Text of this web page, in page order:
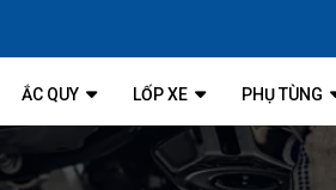
ẮC QUY LỐP XE PHỤ TÙNG